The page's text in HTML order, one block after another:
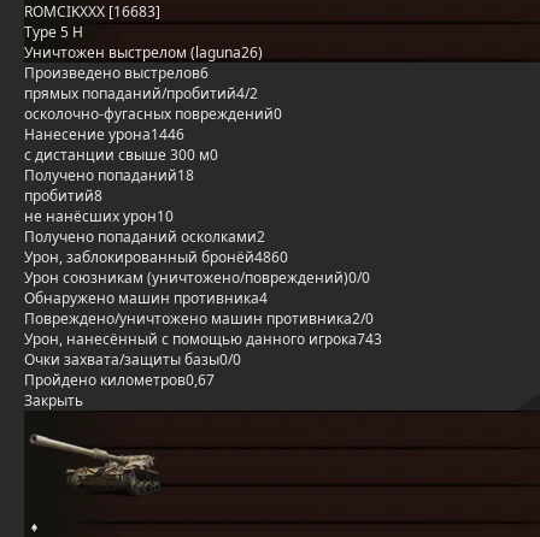
ROMCIKXXX [16683]
Type 5 H
Уничтожен выстрелом (laguna26)
Произведено выстрелов6
прямых попаданий/пробитий4/2
осколочно-фугасных повреждений0
Нанесение урона1446
с дистанции свыше 300 м0
Получено попаданий18
пробитий8
не нанёсших урон10
Получено попаданий осколками2
Урон, заблокированный бронёй4860
Урон союзникам (уничтожено/повреждений)0/0
Обнаружено машин противника4
Повреждено/уничтожено машин противника2/0
Урон, нанесённый с помощью данного игрока743
Очки захвата/защиты базы0/0
Пройдено километров0,67
Закрыть